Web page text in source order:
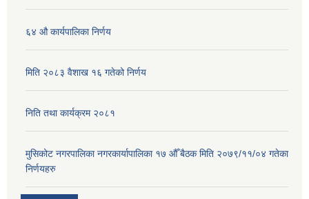
६४ औ कार्यपालिका निर्णय
मिति २०८३ वैशाख १६ गतेको निर्णय
निति तथा कार्यक्रम २०८१
मुसिकोट नगरपालिका नगरकार्यापालिका १७ औँ बैठक मिति २०७९/११/०४ गतेका
निर्णयहरु